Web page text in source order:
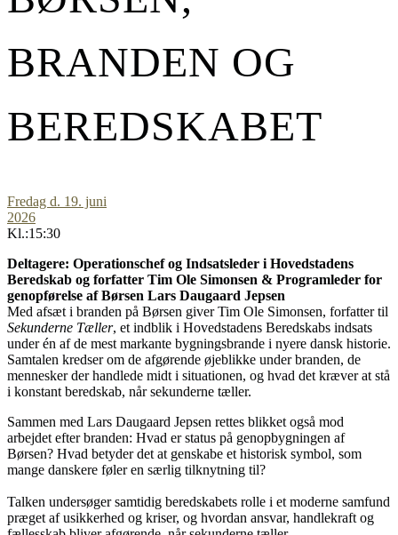
BRANDEN OG
BEREDSKABET
Fredag d. 19. juni
2026
Kl.:15:30
Deltagere: Operationschef og Indsatsleder i Hovedstadens
Beredskab og forfatter Tim Ole Simonsen & Programleder for
genopførelse af Børsen Lars Daugaard Jepsen
Med afsæt i branden på Børsen giver Tim Ole Simonsen, forfatter til
Sekunderne Tæller, et indblik i Hovedstadens Beredskabs indsats
under én af de mest markante bygningsbrande i nyere dansk historie.
Samtalen kredser om de afgørende øjeblikke under branden, de
mennesker der handlede midt i situationen, og hvad det kræver at stå
i konstant beredskab, når sekunderne tæller.
Sammen med Lars Daugaard Jepsen rettes blikket også mod
arbejdet efter branden: Hvad er status på genopbygningen af
Børsen? Hvad betyder det at genskabe et historisk symbol, som
mange danskere føler en særlig tilknytning til?
Talken undersøger samtidig beredskabets rolle i et moderne samfund
præget af usikkerhed og kriser, og hvordan ansvar, handlekraft og